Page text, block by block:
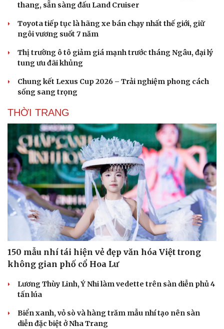
thang, sẵn sàng đấu Land Cruiser
Toyota tiếp tục là hãng xe bán chạy nhất thế giới, giữ
ngôi vương suốt 7 năm
Thị trường ô tô giảm giá mạnh trước tháng Ngâu, đại lý
tung ưu đãi khủng
Chung kết Lexus Cup 2026 – Trải nghiệm phong cách
sống sang trọng
THỜI TRANG
150 mẫu nhí tái hiện vẻ đẹp văn hóa Việt trong
không gian phố cổ Hoa Lư
Lương Thùy Linh, Ý Nhi làm vedette trên sàn diễn phủ 4
tấn lúa
Biển xanh, vỏ sò và hàng trăm mẫu nhí tạo nên sàn
diễn đặc biệt ở Nha Trang